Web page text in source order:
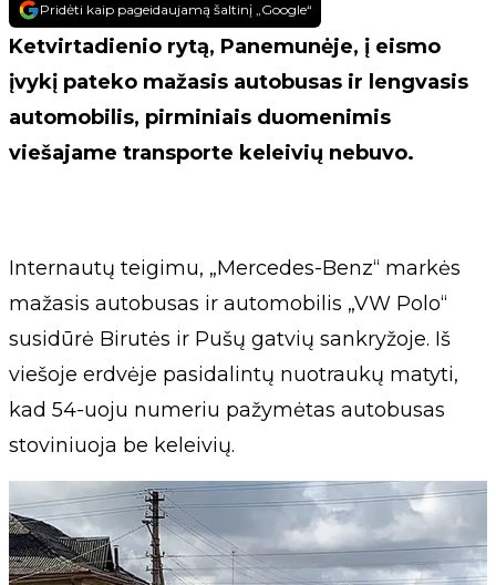
Pridėti kaip pageidaujamą šaltinį „Google“
Ketvirtadienio rytą, Panemunėje, į eismo
įvykį pateko mažasis autobusas ir lengvasis
automobilis, pirminiais duomenimis
viešajame transporte keleivių nebuvo.
Internautų teigimu, „Mercedes-Benz“ markės
mažasis autobusas ir automobilis „VW Polo“
susidūrė Birutės ir Pušų gatvių sankryžoje. Iš
viešoje erdvėje pasidalintų nuotraukų matyti,
kad 54-uoju numeriu pažymėtas autobusas
stoviniuoja be keleivių.